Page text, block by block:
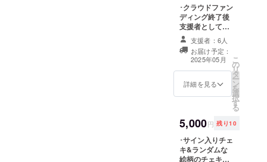
･クラウドファン
ディング終了後
支援者としての
お名前掲載
(YouTubeや各種
SNS) ︎︎⟡掲載期間
〈5月中~VTuber
としての活動が
続く限り〉 ︎︎⟡掲
SNSへお名前を
画像数枚にまと
めて投稿、クラ
ウドファンディ
支援者：6人
お届け予定：
2025年05月
詳細を見る
こ
の
リ
タ
ー
ン
を
選
択
す
る
5,000円 残り10
･サイン入りチェ
キ&ランダムな
絵柄のチェキの2